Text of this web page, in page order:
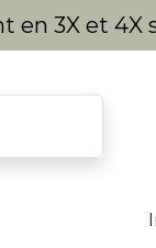
en 3X et 4X